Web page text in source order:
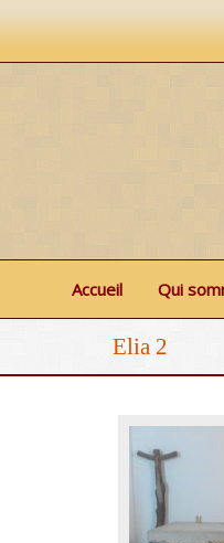
Accueil Qui
Elia 2